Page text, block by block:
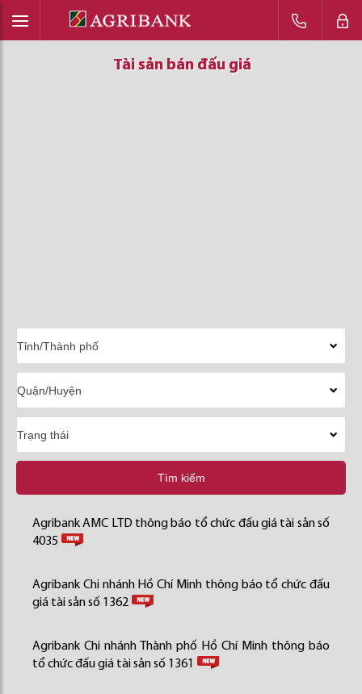
Tài sản bán đấu giá
Tài sản bán đấu giá
Tài sản bán đấu giá
Tìm kiếm
Agribank AMC LTD thông báo tổ chức đấu giá tài sản số
4035
Agribank Chi nhánh Hồ Chí Minh thông báo tổ chức đấu
giá tài sản số 1362
Agribank Chi nhánh Thành phố Hồ Chí Minh thông báo
tổ chức đấu giá tài sản số 1361